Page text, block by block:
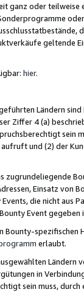
ganz oder
geltende
hier.
Ländern
Ziffer 4 (a)
sein
und (2) der
Einsatz von
die nicht
Event
spezifischen
erlaubt.
Ländern
in
sein muss,